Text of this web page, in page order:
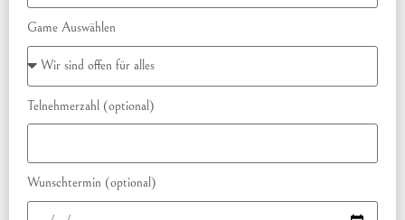
Game Auswählen
Telnehmerzahl (optional)
Wunschtermin (optional)